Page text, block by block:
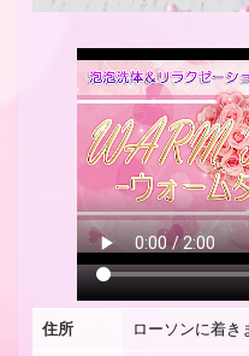
住所 ローソンに着き